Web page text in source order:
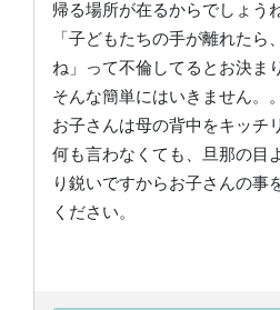
帰る場所が在るからでしょうね
「子どもたちの手が離れたら
ね」って不倫してるとお決ま
そんな簡単にはいきません。。
お子さんは母の背中をキッチ
何も言わなくても、旦那の目
り鋭いですからお子さんの事
ください。